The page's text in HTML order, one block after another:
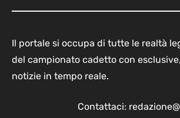
Il portale si occupa di tutte le realtà
del campionato cadetto con
notizie in tempo reale.
Contattaci: